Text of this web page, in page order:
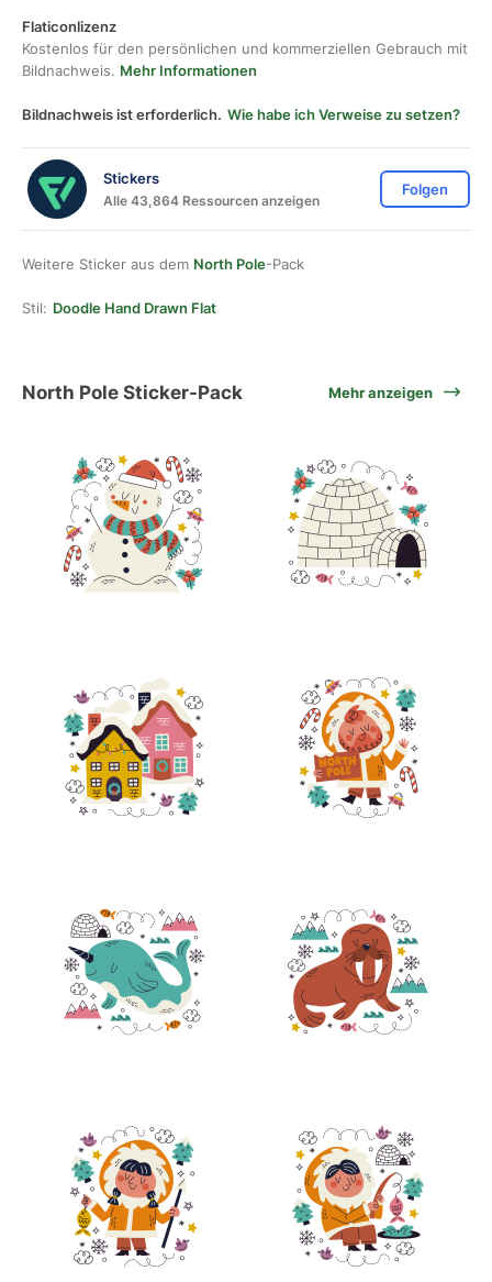
Flaticonlizenz
Kostenlos für den persönlichen und kommerziellen Gebrauch mit
Bildnachweis. Mehr Informationen
Bildnachweis ist erforderlich. Wie habe ich Verweise zu setzen?
Stickers
Alle 43,864 Ressourcen anzeigen
Folgen
Weitere Sticker aus dem North Pole-Pack
Stil: Doodle Hand Drawn Flat
North Pole Sticker-Pack Mehr anzeigen